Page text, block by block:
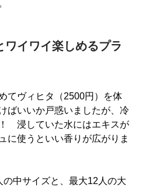
ワイワイ楽しめるプラ
てヴィヒタ（2500円）を体
ばいいか戸惑いましたが、冷
浸していた水にはエキスが
に使うといい香りが広がりま
中サイズと、最大12人の大